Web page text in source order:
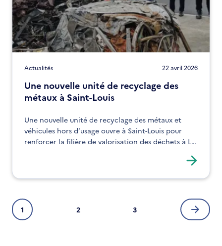
Actualités 22 avril 2026
Une nouvelle unité de recyclage des
métaux à Saint-Louis
Une nouvelle unité de recyclage des métaux et
véhicules hors d’usage ouvre à Saint-Louis pour
renforcer la filière de valorisation des déchets à La
Pagination
Page
courante
1 Page
2 Page
3 Page